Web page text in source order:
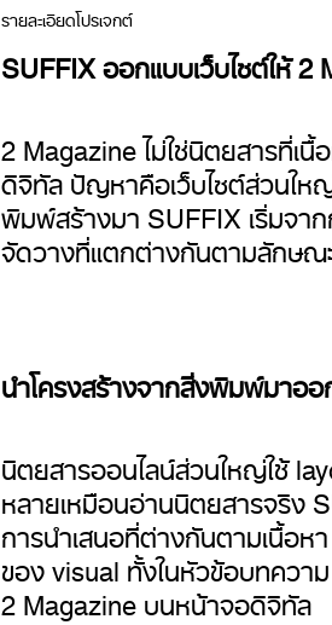
รายละเอียดโปรเจกต์
SUFFIX ออกแบบเว็บไซต์ให้ 2
2 Magazine ไม่ใช่นิตยสารที่เ
ดิจิทัล ปัญหาคือเว็บไซต์ส่วนให
พิมพ์สร้างมา SUFFIX เริ่มจา
จัดวางที่แตกต่างกันตามลักษณ
นำโครงสร้างจากสิ่งพิมพ์มาออ
นิตยสารออนไลน์ส่วนใหญ่ใช้
หลายเหมือนอ่านนิตยสารจริง
การนำเสนอที่ต่างกันตามเนื้อห
ของ visual ทั้งในหัวข้อบทควา
2 Magazine บนหน้าจอดิจิทัล